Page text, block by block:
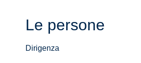
Le persone
Dirigenza